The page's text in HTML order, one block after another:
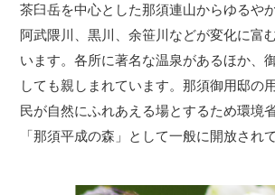
茶臼岳を中心とした那須連山からゆるや
阿武隈川、黒川、余笹川などが変化に富
います。各所に著名な温泉があるほか、
しても親しまれています。那須御用邸の
民が自然にふれあえる場とするため環境
「那須平成の森」として一般に開放され